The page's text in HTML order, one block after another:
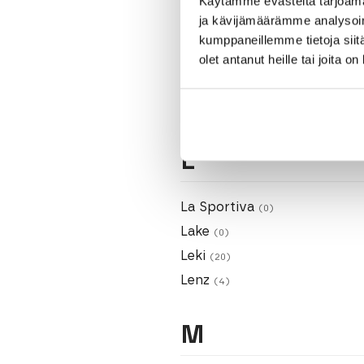
ja kävijämäärämme
kumppaneillemme tietoja
olet antanut heille tai joita
L
La Sportiva (0)
Lake (0)
Leki (20)
Lenz (4)
M